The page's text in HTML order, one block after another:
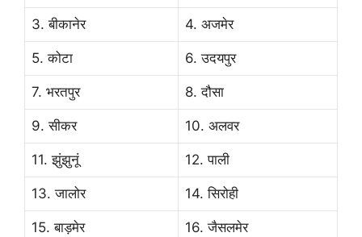
3. बीकानेर 4. अजमेर
5. कोटा 6. उदयपुर
7. भरतपुर 8. दौसा
9. सीकर 10. अलवर
11. झुंझुनूं 12. पाली
13. जालोर 14. सिरोही
15. बाड़मेर 16. जैसलमेर